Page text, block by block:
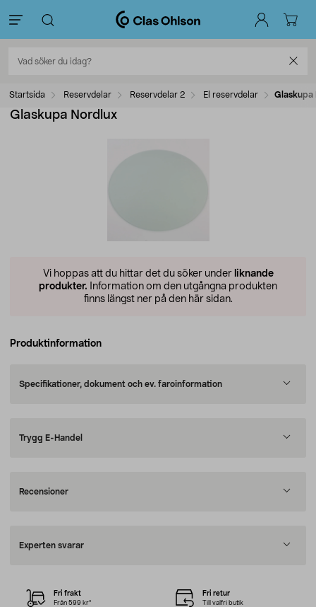
Startsida Reservdelar Reservdelar 2 El reservdelar Glaskupa
Glaskupa Nordlux
Vi hoppas att du hittar det du söker under liknande
produkter. Information om den utgångna produkten
finns längst ner på den här sidan.
Produktinformation
Specifikationer, dokument och ev. faroinformation
Trygg E-Handel
Recensioner
Experten svarar
Fri frakt
Från 599 kr*
Fri retur
Till valfri butik